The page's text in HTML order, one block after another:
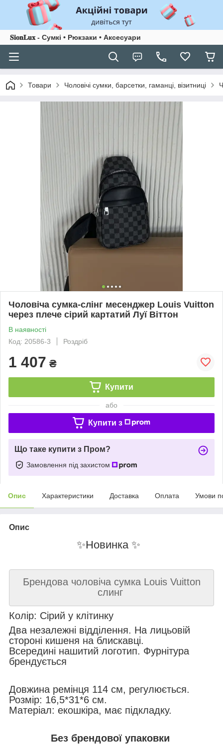
𝐒𝐢𝐨𝐧𝐋𝐮𝐱 - Сумкі • Рюкзаки • Аксесуари
Товари Чоловічі сумки, барсетки, гаманці, візитниці
Чоловіча сумка-слінг месенджер Louis Vuitton
через плече сірий картатий Луї Віттон
В наявності
Код: 20586-3
Роздріб
1 407 ₴
Купити
або
Купити з
Що таке купити з Пром?
Замовлення під захистом
Опис Характеристики Доставка Оплата Умови
Опис
✨Новинка ✨
Брендова чоловіча сумка Louis Vuitton
слинг
Колір: Сірий у клітинку
Два незалежні відділення. На лицьовій
стороні кишеня на блискавці.
Всередині нашитий логотип. Фурнітура
брендується
Довжина ремінця 114 см, регулюється.
Розмір: 16,5*31*6 см.
Матеріал: екошкіра, має підкладку.
Без брендової упаковки